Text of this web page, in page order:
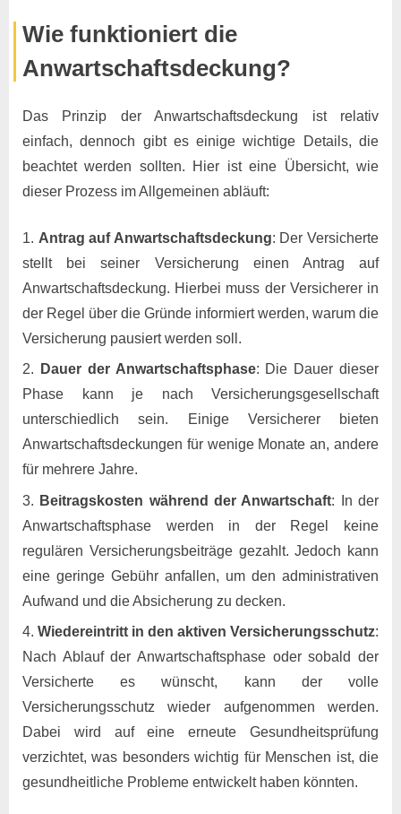
Wie funktioniert die
Anwartschaftsdeckung?
Das Prinzip der Anwartschaftsdeckung ist relativ
einfach, dennoch gibt es einige wichtige Details, die
beachtet werden sollten. Hier ist eine Übersicht, wie
dieser Prozess im Allgemeinen abläuft:
Antrag auf Anwartschaftsdeckung: Der Versicherte
stellt bei seiner Versicherung einen Antrag auf
Anwartschaftsdeckung. Hierbei muss der Versicherer in
der Regel über die Gründe informiert werden, warum die
Versicherung pausiert werden soll.
Dauer der Anwartschaftsphase: Die Dauer dieser
Phase kann je nach Versicherungsgesellschaft
unterschiedlich sein. Einige Versicherer bieten
Anwartschaftsdeckungen für wenige Monate an, andere
für mehrere Jahre.
Beitragskosten während der Anwartschaft: In der
Anwartschaftsphase werden in der Regel keine
regulären Versicherungsbeiträge gezahlt. Jedoch kann
eine geringe Gebühr anfallen, um den administrativen
Aufwand und die Absicherung zu decken.
Wiedereintritt in den aktiven Versicherungsschutz:
Nach Ablauf der Anwartschaftsphase oder sobald der
Versicherte es wünscht, kann der volle
Versicherungsschutz wieder aufgenommen werden.
Dabei wird auf eine erneute Gesundheitsprüfung
verzichtet, was besonders wichtig für Menschen ist, die
gesundheitliche Probleme entwickelt haben könnten.